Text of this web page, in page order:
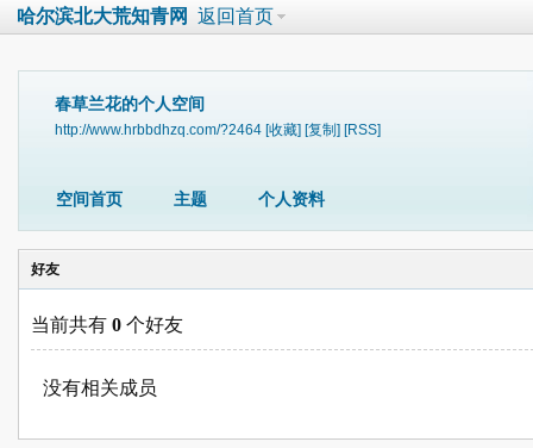
哈尔滨北大荒知青网 返回首页
春草兰花的个人空间
http://www.hrbbdhzq.com/?2464 [收藏] [复制] [RSS]
空间首页 主题 个人资料
好友
当前共有 0 个好友
没有相关成员